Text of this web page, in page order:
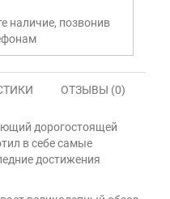
наличие, позвонив
ОТЗЫВЫ (0)
дорогостоящей
в себе самые
достижения